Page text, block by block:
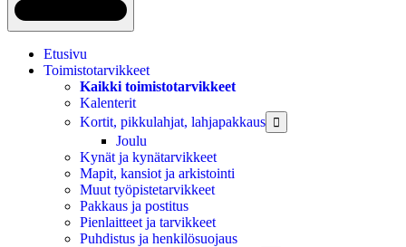
Etusivu
Toimistotarvikkeet
Kaikki toimistotarvikkeet
Kalenterit
Kortit, pikkulahjat, lahjapakkaus

Joulu
Kynät ja kynätarvikkeet
Mapit, kansiot ja arkistointi
Muut työpistetarvikkeet
Pakkaus ja postitus
Pienlaitteet ja tarvikkeet
Puhdistus ja henkilösuojaus